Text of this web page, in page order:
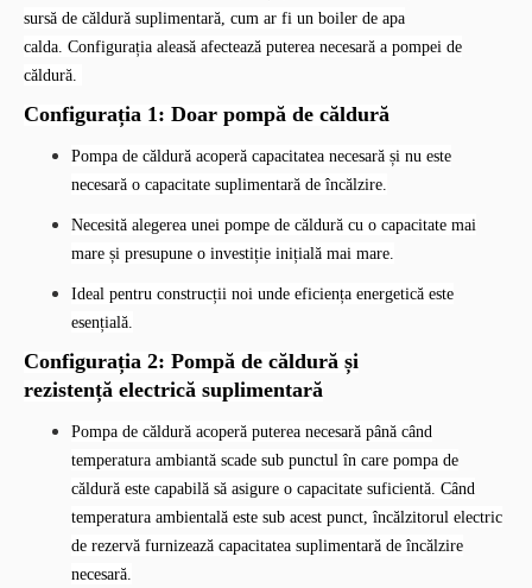
sursă de căldură suplimentară, cum ar fi un boiler de apa
calda. Configurația aleasă afectează puterea necesară a pompei de
căldură.
Configurația 1: Doar pompă de căldură
Pompa de căldură acoperă capacitatea necesară și nu este
necesară o capacitate suplimentară de încălzire.
Necesită alegerea unei pompe de căldură cu o capacitate mai
mare și presupune o investiție inițială mai mare.
Ideal pentru construcții noi unde eficiența energetică este
esențială.
Configurația 2: Pompă de căldură și
rezistență electrică suplimentară
Pompa de căldură acoperă puterea necesară până când
temperatura ambiantă scade sub punctul în care pompa de
căldură este capabilă să asigure o capacitate suficientă. Când
temperatura ambientală este sub acest punct, încălzitorul electric
de rezervă furnizează capacitatea suplimentară de încălzire
necesară.